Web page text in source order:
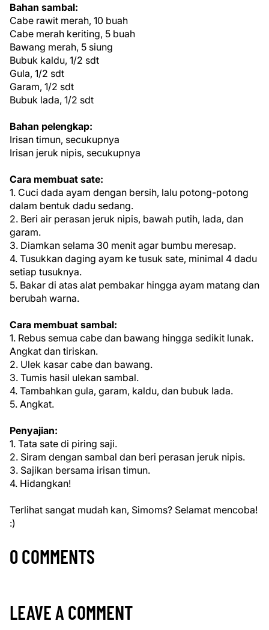
Bahan sambal:
Cabe rawit merah, 10 buah
Cabe merah keriting, 5 buah
Bawang merah, 5 siung
Bubuk kaldu, 1/2 sdt
Gula, 1/2 sdt
Garam, 1/2 sdt
Bubuk lada, 1/2 sdt
Bahan pelengkap:
Irisan timun, secukupnya
Irisan jeruk nipis, secukupnya
Cara membuat sate:
1. Cuci dada ayam dengan bersih, lalu potong-potong
dalam bentuk dadu sedang.
2. Beri air perasan jeruk nipis, bawah putih, lada, dan
garam.
3. Diamkan selama 30 menit agar bumbu meresap.
4. Tusukkan daging ayam ke tusuk sate, minimal 4 dadu
setiap tusuknya.
5. Bakar di atas alat pembakar hingga ayam matang dan
berubah warna.
Cara membuat sambal:
1. Rebus semua cabe dan bawang hingga sedikit lunak.
Angkat dan tiriskan.
2. Ulek kasar cabe dan bawang.
3. Tumis hasil ulekan sambal.
4. Tambahkan gula, garam, kaldu, dan bubuk lada.
5. Angkat.
Penyajian:
1. Tata sate di piring saji.
2. Siram dengan sambal dan beri perasan jeruk nipis.
3. Sajikan bersama irisan timun.
4. Hidangkan!
Terlihat sangat mudah kan, Simoms? Selamat mencoba!
:)
0 COMMENTS
LEAVE A COMMENT